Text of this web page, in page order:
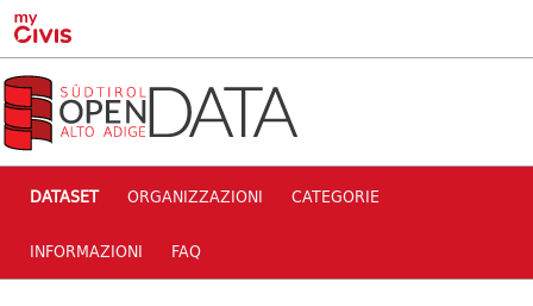
Skip to main content
DATASET ORGANIZZAZIONI CATEGORIE
INFORMAZIONI FAQ